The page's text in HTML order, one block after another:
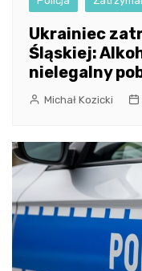
Ukrainiec
Śląskiej:
nielegalny
Michał Kozicki